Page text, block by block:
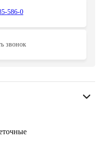
586-0
звонок